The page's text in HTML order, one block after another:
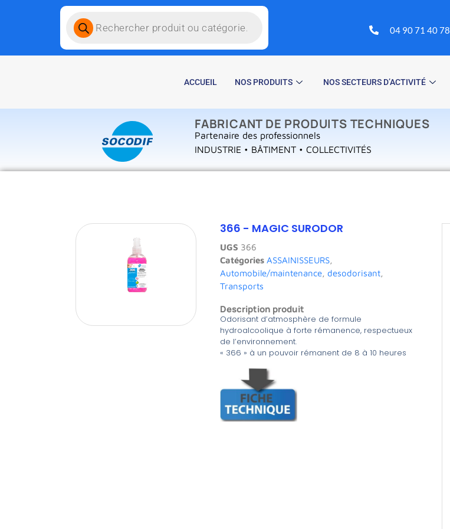
04 90 71 40 78
ACCUEIL NOS PRODUITS NOS SECTEURS D’ACTIVITÉ
FABRICANT DE PRODUITS TECHNIQUES
Partenaire des professionnels
INDUSTRIE • BÂTIMENT • COLLECTIVITÉS
366 - MAGIC SURODOR
UGS 366
Catégories ASSAINISSEURS,
Automobile/maintenance,desodorisant,
Transports
Description produit
Odorisant d’atmosphère de formule
hydroalcoolique à forte rémanence, respectueux
de l’environnement.
« 366 » à un pouvoir rémanent de 8 à 10 heures